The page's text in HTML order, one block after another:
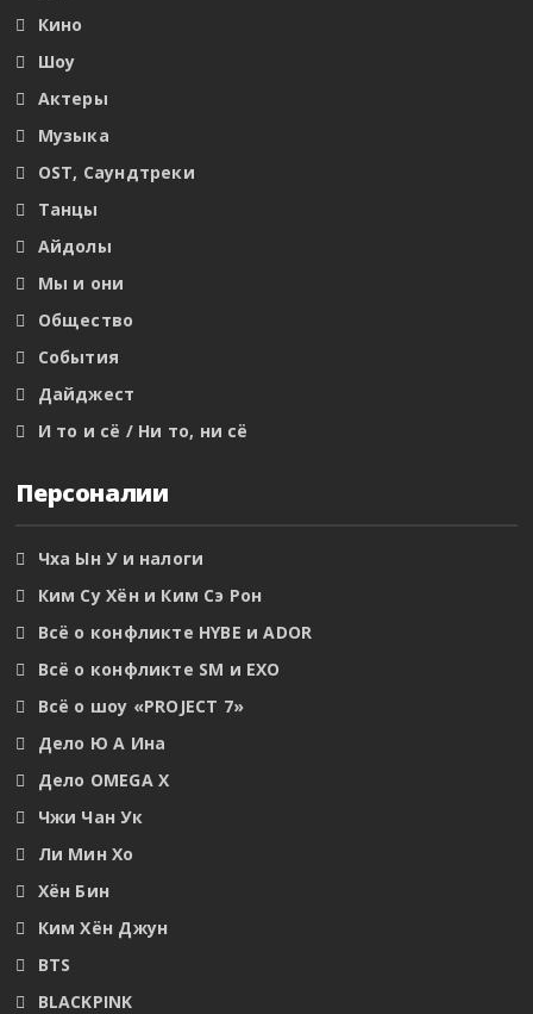
Кино
Шоу
Актеры
Музыка
OST, Саундтреки
Танцы
Айдолы
Мы и они
Общество
События
Дайджест
И то и сё / Ни то, ни сё
Персоналии
Чха Ын У и налоги
Ким Су Хён и Ким Сэ Рон
Всё о конфликте HYBE и ADOR
Всё о конфликте SM и EXO
Всё о шоу «PROJECT 7»
Дело Ю А Ина
Дело OMEGA X
Чжи Чан Ук
Ли Мин Хо
Хён Бин
Ким Хён Джун
BTS
BLACKPINK